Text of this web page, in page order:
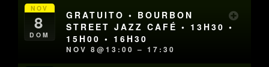
NOV
8
DOM
GRATUITO • BOURBON
STREET JAZZ CAFÉ • 13H30 •
15H00 • 16H30
NOV 8@13:00 – 17:30